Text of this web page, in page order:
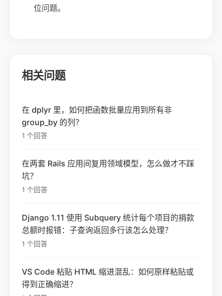
位问题。
相关问题
在 dplyr 里，如何把函数批量应用到所有非
group_by 的列？
1 个回答
在两套 Rails 应用间复用领域模型，怎么做才不踩
坑？
1 个回答
Django 1.11 使用 Subquery 统计每个项目的捐款
总额时报错：子查询返回多行该怎么处理？
1 个回答
VS Code 粘贴 HTML 缩进混乱：如何原样粘贴或
得到正确缩进？